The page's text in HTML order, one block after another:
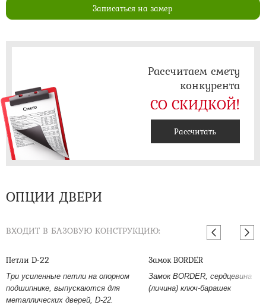
Записаться на замер
Рассчитаем смету
конкурента
СО СКИДКОЙ!
Рассчитать
ОПЦИИ ДВЕРИ
ВХОДИТ В БАЗОВУЮ КОНСТРУКЦИЮ:
Петли D-22
Три усиленные петли на опорном
подшипнике, выпускаются для
металлических дверей, D-22.
Замок BORDER
Замок BORDER, сердцевина
(личина) ключ-барашек